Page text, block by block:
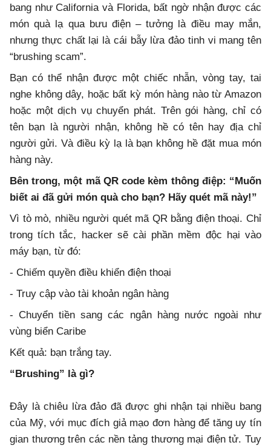
bang như California và Florida, bất ngờ nhận được các
món quà lạ qua bưu điện – tưởng là điều may mắn,
nhưng thực chất lại là cái bẫy lừa đảo tinh vi mang tên
“brushing scam”.
Bạn có thể nhận được một chiếc nhẫn, vòng tay, tai
nghe không dây, hoặc bất kỳ món hàng nào từ Amazon
hoặc một dịch vụ chuyển phát. Trên gói hàng, chỉ có
tên bạn là người nhận, không hề có tên hay địa chỉ
người gửi. Và điều kỳ lạ là bạn không hề đặt mua món
hàng này.
Bên trong, một mã QR code kèm thông điệp: “Muốn
biết ai đã gửi món quà cho bạn? Hãy quét mã này!”
Vì tò mò, nhiều người quét mã QR bằng điện thoại. Chỉ
trong tích tắc, hacker sẽ cài phần mềm độc hại vào
máy bạn, từ đó:
- Chiếm quyền điều khiển điện thoại
- Truy cập vào tài khoản ngân hàng
- Chuyển tiền sang các ngân hàng nước ngoài như
vùng biển Caribe
Kết quả: bạn trắng tay.
“Brushing” là gì?
Đây là chiêu lừa đảo đã được ghi nhận tại nhiều bang
của Mỹ, với mục đích giả mạo đơn hàng để tăng uy tín
gian thương trên các nền tảng thương mại điện tử. Tuy